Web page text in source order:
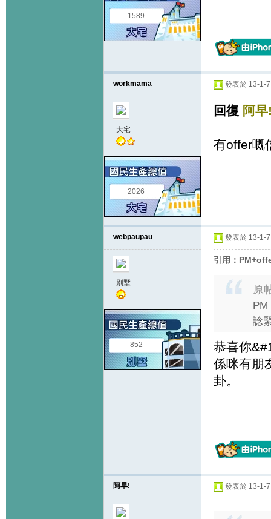
1589
workmama
大宅
2026
發表於 13-1-
回復 阿
有offer嘅
webpaupau
別墅
852
發表於 13-1-
引用：
原
PM
諗
恭喜你
係咪有朋
卦。
阿早! 發表於 13-1-